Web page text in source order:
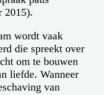
2015).
wordt vaak
die spreekt over
om te bouwen
liefde. Wanneer
van